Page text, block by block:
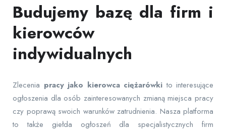
Budujemy bazę dla firm i
kierowców
indywidualnych
Zlecenia pracy jako kierowca ciężarówkito interesujące
ogłoszenia dla osób zainteresowanych zmianą miejsca pracy
czy poprawą swoich warunków zatrudnienia. Nasza platforma
to także giełda ogłoszeń dla specjalistycznych firm